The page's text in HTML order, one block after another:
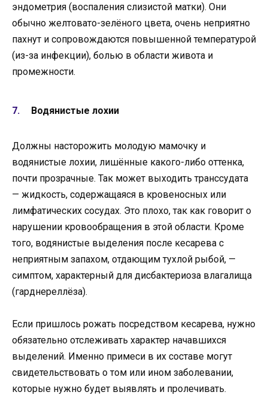
эндометрия (воспаления слизистой матки). Они
обычно желтовато-зелёного цвета, очень неприятно
пахнут и сопровождаются повышенной температурой
(из-за инфекции), болью в области живота и
промежности.
Водянистые лохии
Должны насторожить молодую мамочку и
водянистые лохии, лишённые какого-либо оттенка,
почти прозрачные. Так может выходить транссудата
— жидкость, содержащаяся в кровеносных или
лимфатических сосудах. Это плохо, так как говорит о
нарушении кровообращения в этой области. Кроме
того, водянистые выделения после кесарева с
неприятным запахом, отдающим тухлой рыбой, —
симптом, характерный для дисбактериоза влагалища
(гарднереллёза).
Если пришлось рожать посредством кесарева, нужно
обязательно отслеживать характер начавшихся
выделений. Именно примеси в их составе могут
свидетельствовать о том или ином заболевании,
которые нужно будет выявлять и пролечивать.